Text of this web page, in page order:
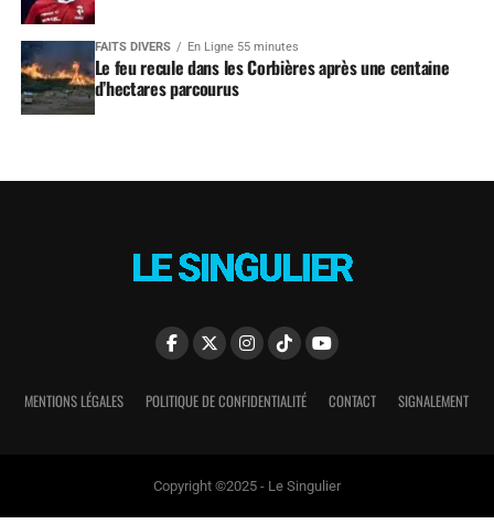
FAITS DIVERS En Ligne 55 minutes
Le feu recule dans les Corbières après une centaine
d’hectares parcourus
MENTIONS LÉGALES POLITIQUE DE CONFIDENTIALITÉ CONTACT SIGNALEMENT
Copyright ©2025 - Le Singulier